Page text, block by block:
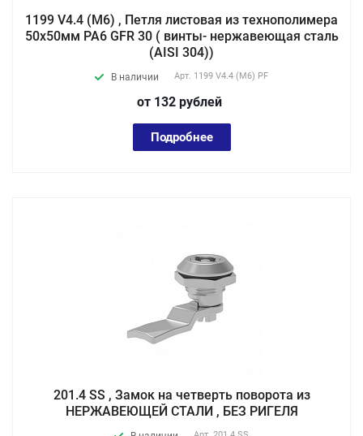
1199 V4.4 (М6) , Петля листовая из технополимера
50х50мм PA6 GFR 30 ( винты- нержавеющая сталь
(AISI 304))
В наличии Арт. 1199 V4.4 (М6) PF
от 132 рублей
Подробнее
201.4 SS , Замок на четверть поворота из
НЕРЖАВЕЮЩЕЙ СТАЛИ , БЕЗ РИГЕЛЯ